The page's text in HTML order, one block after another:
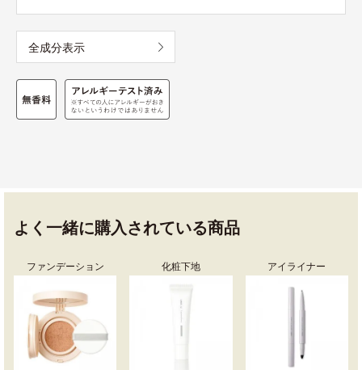
全成分表示
よく一緒に購入されている商品
ファンデーション 化粧下地 アイライナー